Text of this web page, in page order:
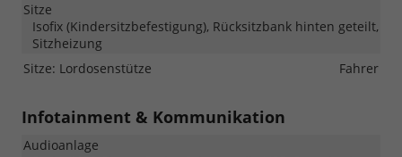
Sitze
Isofix (Kindersitzbefestigung), Rücksitzbank hinten geteilt,
Sitzheizung
Sitze: Lordosenstütze
Fahrer
Infotainment & Kommunikation
Audioanlage